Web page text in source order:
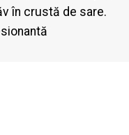
în crustă de sare.